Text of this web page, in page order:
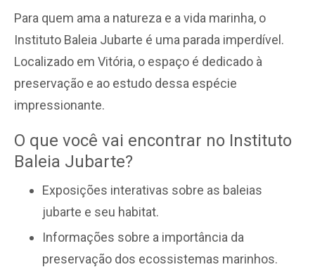
Para quem ama a natureza e a vida marinha, o
Instituto Baleia Jubarte é uma parada imperdível.
Localizado em Vitória, o espaço é dedicado à
preservação e ao estudo dessa espécie
impressionante.
O que você vai encontrar no Instituto
Baleia Jubarte?
Exposições interativas sobre as baleias
jubarte e seu habitat.
Informações sobre a importância da
preservação dos ecossistemas marinhos.